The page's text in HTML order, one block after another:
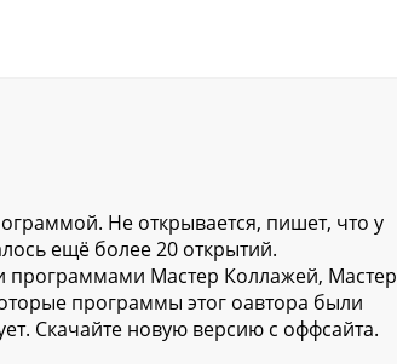
Не открывается, пишет, что у
ещё более 20 открытий.
Мастер Коллажей, Мастер
программы этог оавтора были
Скачайте новую версию с оффсайта.